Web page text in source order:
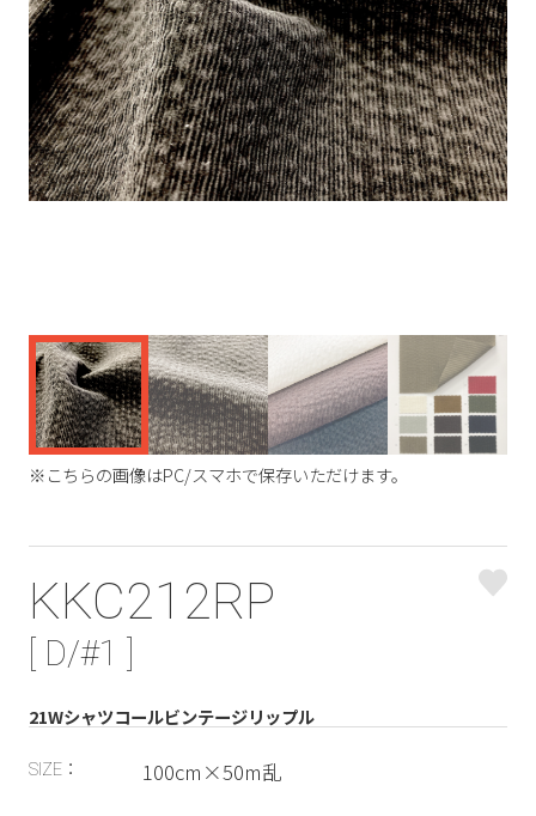
※こちらの画像はPC/スマホで保存いただけます。
KKC212RP
[ D/#1 ]
21Wシャツコールビンテージリップル
SIZE： 100cm×50m乱